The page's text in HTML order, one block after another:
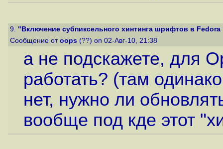
9. "Включение субпиксельного хинтинга шрифтов в Fedora
Сообщение от oops (??) on 02-Авг-10, 21:38
а не подскажете, для
работать? (там
нет, нужно ли
вообще под кде этот